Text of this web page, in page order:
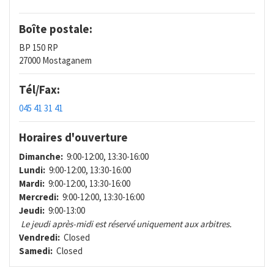
Boîte postale:
BP 150 RP
27000 Mostaganem
Tél/Fax:
045 41 31 41
Horaires d'ouverture
Dimanche: 9:00-12:00, 13:30-16:00
Lundi: 9:00-12:00, 13:30-16:00
Mardi: 9:00-12:00, 13:30-16:00
Mercredi: 9:00-12:00, 13:30-16:00
Jeudi: 9:00-13:00
Le jeudi après-midi est réservé uniquement aux arbitres.
Vendredi: Closed
Samedi: Closed